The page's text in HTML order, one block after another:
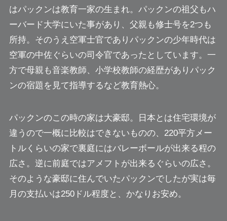
はパックンは教育一家の生まれ。パックンの祖父もハ
ーバード大学にいた事があり、父親も修士号を2つも
所持。そのうえ空軍士官でありパックンの少年時代は
空軍の中佐ぐらいの司令官であったとしています。 一
方で母親も音楽教師、小学校教師の経歴がありパック
ンの宿題を見て指導するなど教育熱心。
パックンのこの時の家は大豪邸。日本とは住宅環境が
違うので一概に比較はできないものの、220平方メー
トルくらいの家で裏庭にはバレーボールが出来る程の
広さ。逆に前庭ではアメフトが出来るぐらいの広さ。
そのような豪邸に住んでいたパックンでしたが実は毎
月の支払いは250ドル程度と、かなりお安め。